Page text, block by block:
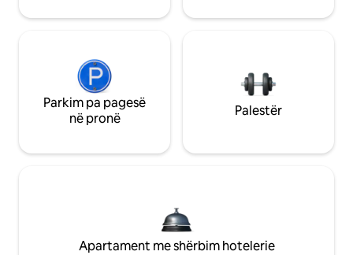
Parkim pa pagesë
në pronë
Palestër
Apartament me shërbim hotelerie